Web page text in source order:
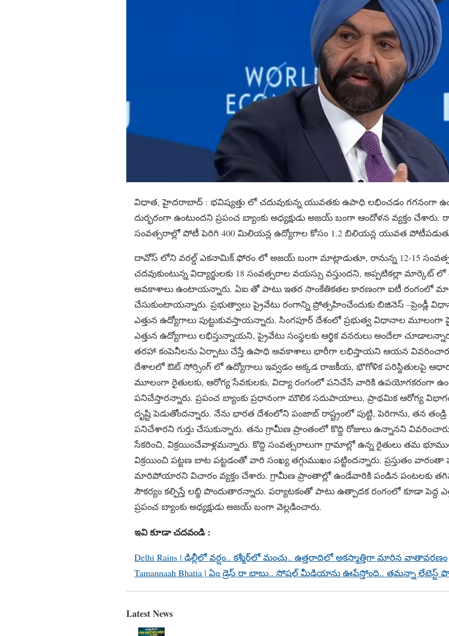
విధాత, హైదరాబాద్ : భవిష్యత్తు లో చదువుకున్న యువతకు ఉపాధి లభించడం గగనంగా
దుర్భరంగా ఉంటుందని ప్రపంచ బ్యాంకు అధ్యక్షుడు అజయ్ బంగా ఆందోళన వ్యక్తం చేశారు.
సంవత్సరాల్లో పోటీ పెరిగి 400 మిలియన్ల ఉద్యోగాల కోసం 1.2 బిలియన్ల యువత
దావోస్ లోని వరల్డ్ ఎకనామిక్ ఫోరం లో అజయ్ బంగా మాట్లాడుతూ, రానున్న 12-15
చదవుకుంటున్న విద్యార్థులకు 18 సంవత్సరాల వయస్సు వస్తుందని, అప్పటికల్లా మార్కెట్
అవకాశాలు ఉంటాయన్నారు. ఏఐ తో పాటు ఇతర సాంకేతికతల కారణంగా ఐటీ రంగంలో
చేసుకుంటాయన్నారు. ప్రభుత్వాలు ప్రైవేటు రంగాన్ని ప్రోత్సహించేందుకు బిజినెస్ –ప్రెండ్లీ
ఎత్తున ఉద్యోగాలు పుట్టుకువస్తాయన్నారు. సింగపూర్ దేశంలో ప్రభుత్వ విధానాల మూలంగా
ఎత్తున ఉద్యోగాలు లభిస్తున్నాయని, ప్రైవేటు సంస్థలకు ఆర్థిక వనరులు అందేలా
తరహా కంపెనీలను ఏర్పాటు చేస్తే ఉపాధి అవకాశాలు భారీగా లభిస్తాయని ఆయన
దేశాలలో ఔట్ సోర్సింగ్ లో ఉద్యోగాలు ఇవ్వడం అక్కడ రాజకీయ, భౌగోళిక పరిస్థితులపై
మూలంగా రైతులకు, ఆరోగ్య సేవకులకు, విద్యా రంగంలో పనిచేసే వారికి ఉపయోగకరంగా
పనిచేస్తారన్నారు. ప్రపంచ బ్యాంకు ప్రధానంగా మౌలిక సదుపాయాలు, ప్రాథమిక ఆరోగ్య
దృష్టి పెడుతోందన్నారు. నేను భారత దేశంలోని పంజాబ్ రాష్ట్రంలో పుట్టి, పెరిగాను, తన
పనిచేశారని గుర్తు చేసుకున్నారు. తను గ్రామీణ ప్రాంతంలో కొద్ది రోజులు ఉన్నానని
సేకరించి, విక్రయించేవాళ్లమన్నారు. కొద్ది సంవత్సరాలుగా గ్రామాల్లో ఉన్న రైతులు తమ
విక్రయించి పట్టణ బాట పట్టడంతో వారి సంఖ్య తగ్గుముఖం పట్టిందన్నారు. ప్రస్తుతం
మారిపోయారని విచారం వ్యక్తం చేశారు. గ్రామీణ ప్రాంతాల్లో ఉండేవారికి పండిన పంటలకు
సౌకర్యం కల్పిస్తే లబ్ధి పొందుతారన్నారు. పర్యాటకంతో పాటు ఉత్పాదక రంగంలో కూడా పెద్ద
ప్రపంచ బ్యాంకు అధ్యక్షుడు అజయ్ బంగా వెల్లడించారు.
ఇవి కూడా చదవండి :
Delhi Rains | ఢిల్లీలో వర్షం.. కశ్మీర్‌లో మంచు.. ఉత్తరాదిలో అకస్మాత్తిగా మారిన వాతావరణం
Tamannaah Bhatia | ఏం డ్రెస్ రా బాబు.. సోషల్ మీడియాను ఊపేస్తోంది.. తమన్నా లేటెస్ట్
Latest News